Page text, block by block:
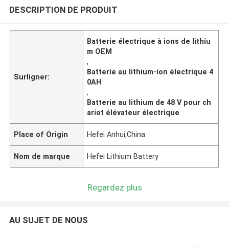
DESCRIPTION DE PRODUIT
Surligner:
Batterie électrique à ions de lithiu
m OEM
,
Batterie au lithium-ion électrique 4
0AH
,
Batterie au lithium de 48 V pour ch
ariot élévateur électrique
Place of Origin Hefei Anhui,China
Nom de marque Hefei Lithium Battery
Regardez plus
AU SUJET DE NOUS